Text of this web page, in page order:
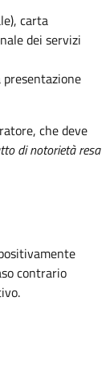
carta
dei servizi
che deve
di notorietà resa
contrario